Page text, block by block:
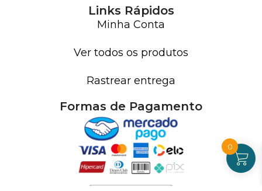
Links Rápidos
Minha Conta
Ver todos os produtos
Rastrear entrega
Formas de Pagamento
0